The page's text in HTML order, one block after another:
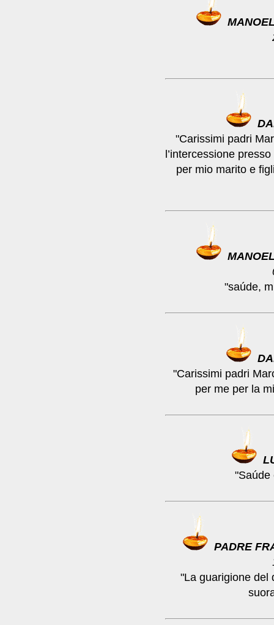
"Carissimi padri
l’intercessione
per mio marito e
"saúde,
"Carissimi padri
per me per la
"Saúde
PADRE
"La guarigione del